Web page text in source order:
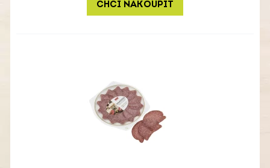
CHCI NAKOUPIT